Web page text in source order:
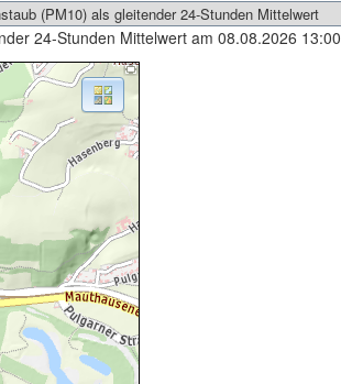
24-Stunden Mittelwert am 08.08.2026 13:00